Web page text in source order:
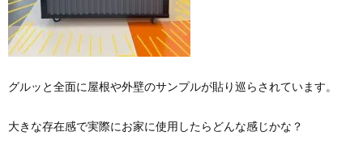
グルッと全面に屋根や外壁のサンプルが貼り巡らされています。
大きな存在感で実際にお家に使用したらどんな感じかな？